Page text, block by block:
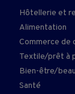
Hôtellerie et
Alimentation
Commerce de
Textile/prêt à
Bien-être/
Santé